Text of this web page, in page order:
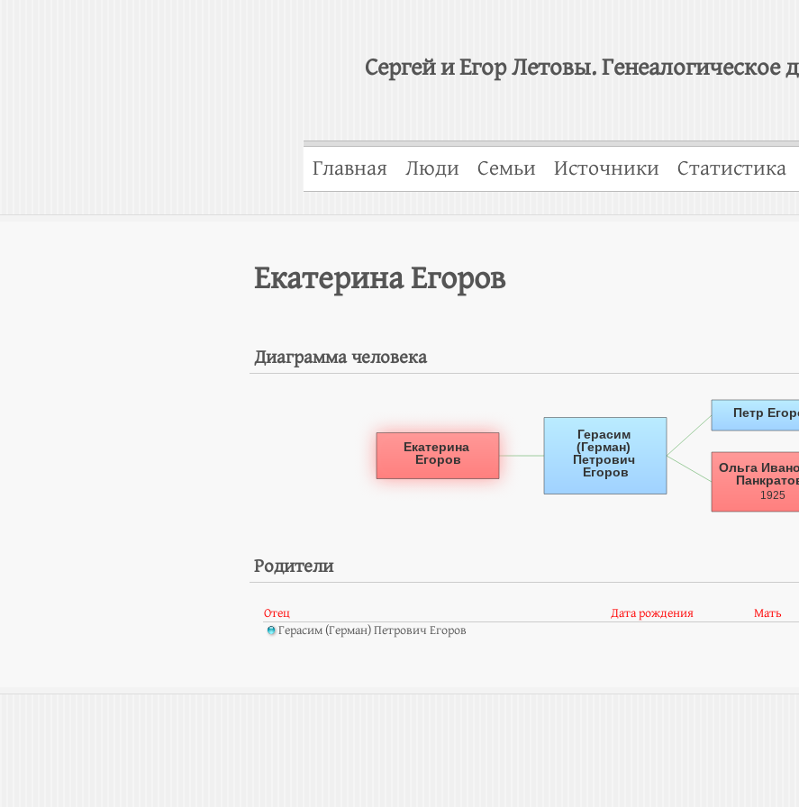
Сергей и Егор Летовы. Генеалогическое
Главная Люди Семьи Источники Статистика
Екатерина Егоров
Диаграмма человека
Родители
Отец Дата рождения Мать
Герасим (Герман) Петрович Егоров